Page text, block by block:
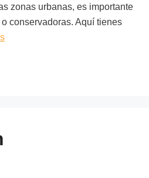
zonas urbanas, es importante
conservadoras. Aquí tienes